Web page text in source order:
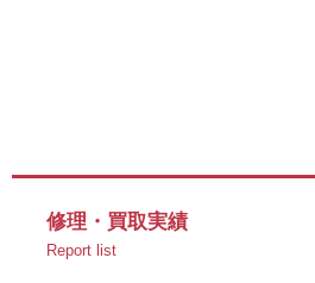
修理・買取実績
Report list